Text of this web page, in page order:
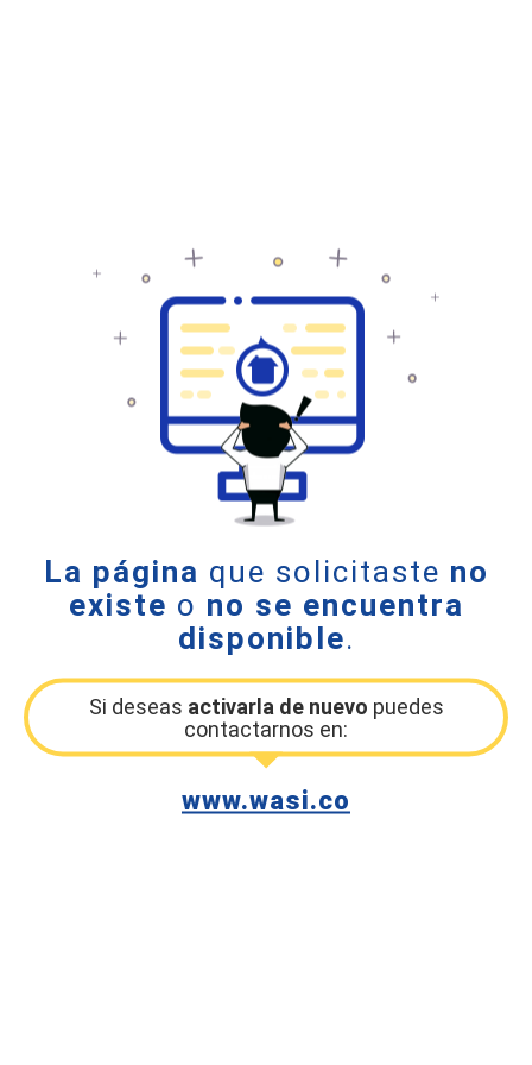
La página que solicitaste no
existe o no se encuentra
disponible.
Si deseas activarla de nuevo puedes
contactarnos en:
www.wasi.co